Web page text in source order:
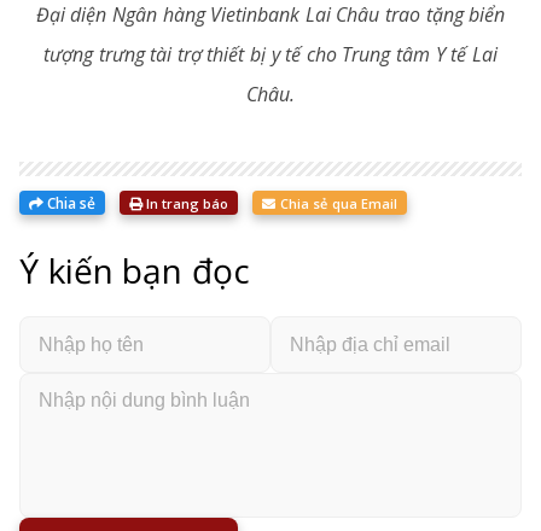
Đại diện Ngân hàng Vietinbank Lai Châu trao tặng biển
tượng trưng tài trợ thiết bị y tế cho Trung tâm Y tế Lai
Châu.
Chia sẻ In trang báo Chia sẻ qua Email
Ý kiến bạn đọc